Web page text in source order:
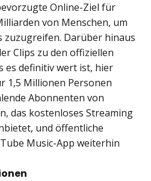
Online-Ziel für
von Menschen, um
Darüber hinaus
Clips zu den offiziellen
es definitiv wert ist, hier
1,5 Millionen Personen
Abonnenten von
das kostenloses Streaming
und öffentliche
Music-App weiterhin